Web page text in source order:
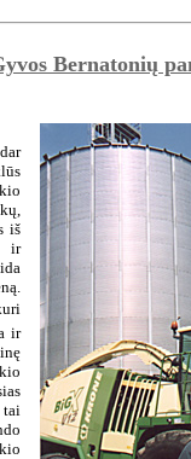
Bernatonių
iš
ir
ir